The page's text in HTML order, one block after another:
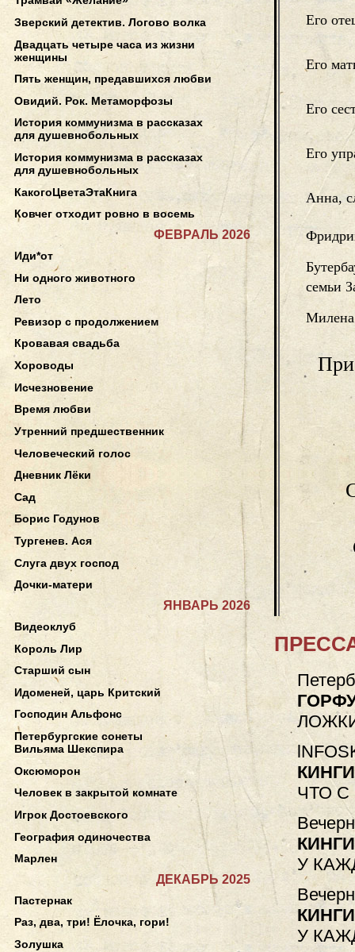
Его
Его
Его
Его
Анна,
семьи
Милена
ЧТО
У
У
Зверский детектив. Логово волка
Двадцать четыре часа из жизни
женщины
Пять женщин, предавшихся любви
Овидий. Рок. Метаморфозы
История коммунизма в рассказах
для душевнобольных
История коммунизма в рассказах
для душевнобольных
КакогоЦветаЭтаКнига
Ковчег отходит ровно в восемь
ФЕВРАЛЬ 2026
Иди*от
Ни одного животного
Лето
Ревизор с продолжением
Кровавая свадьба
Хороводы
Исчезновение
Время любви
Утренний предшественник
Человеческий голос
Дневник Лёки
Сад
Борис Годунов
Тургенев. Ася
Слуга двух господ
Дочки-матери
ЯНВАРЬ 2026
Видеоклуб
Король Лир
Старший сын
Идоменей, царь Критский
Господин Альфонс
Петербургские сонеты
Вильяма Шекспира
Оксюморон
Человек в закрытой комнате
Игрок Достоевского
География одиночества
Марлен
ДЕКАБРЬ 2025
Пастернак
Раз, два, три! Ёлочка, гори!
Золушка